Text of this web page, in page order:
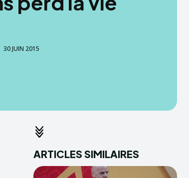
30 JUIN 2015
ARTICLES SIMILAIRES